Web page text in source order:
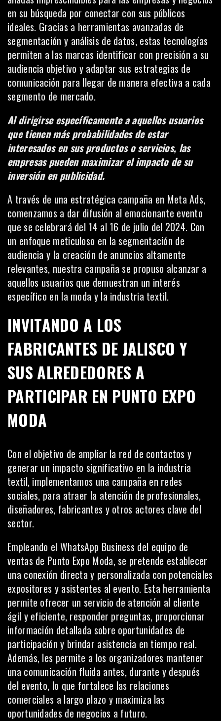
en su búsqueda por conectar con sus públicos
ideales. Gracias a herramientas avanzadas de
segmentación y análisis de datos, estas tecnologías
permiten a las marcas identificar con precisión a su
audiencia objetivo y adaptar sus estrategias de
comunicación para llegar de manera efectiva a cada
segmento de mercado.
Al dirigirse específicamente a aquellos usuarios
que tienen más probabilidades de estar
interesados en sus productos o servicios, las
empresas pueden maximizar el impacto de su
inversión en publicidad.
A través de una estratégica campaña en Meta Ads,
comenzamos a dar difusión al emocionante evento
que se celebrará del 14 al 16 de julio del 2024. Con
un enfoque meticuloso en la segmentación de
audiencia y la creación de anuncios altamente
relevantes, nuestra campaña se propuso alcanzar a
aquellos usuarios que demuestran un interés
específico en la moda y la industria textil.
INVITANDO A LOS
FABRICANTES DE JALISCO Y
SUS ALREDEDORES A
PARTICIPAR EN PUNTO EXPO
MODA
Con el objetivo de ampliar la red de contactos y
generar un impacto significativo en la industria
textil, implementamos una campaña en redes
sociales, para atraer la atención de profesionales,
diseñadores, fabricantes y otros actores clave del
sector.
Empleando el WhatsApp Business del equipo de
ventas de Punto Expo Moda, se pretende establecer
una conexión directa y personalizada con potenciales
expositores y asistentes al evento. Esta herramienta
permite ofrecer un servicio de atención al cliente
ágil y eficiente, responder preguntas, proporcionar
información detallada sobre oportunidades de
participación y brindar asistencia en tiempo real.
Además, les permite a los organizadores mantener
una comunicación fluida antes, durante y después
del evento, lo que fortalece las relaciones
comerciales a largo plazo y maximiza las
oportunidades de negocios a futuro.